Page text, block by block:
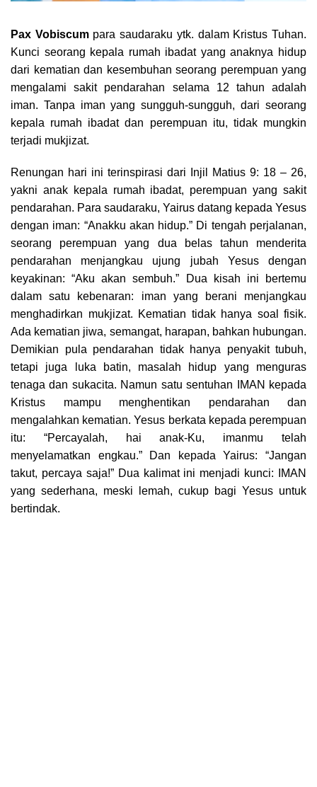
Pax Vobiscumpara saudaraku ytk. dalam Kristus Tuhan.
Kunci seorang kepala rumah ibadat yang anaknya hidup
dari kematian dan kesembuhan seorang perempuan yang
mengalami sakit pendarahan selama 12 tahun adalah
iman. Tanpa iman yang sungguh-sungguh, dari seorang
kepala rumah ibadat dan perempuan itu, tidak mungkin
terjadi mukjizat.
Renungan hari ini terinspirasi dari Injil Matius 9: 18 – 26,
yakni anak kepala rumah ibadat, perempuan yang sakit
pendarahan. Para saudaraku, Yairus datang kepada Yesus
dengan iman: “Anakku akan hidup.” Di tengah perjalanan,
seorang perempuan yang dua belas tahun menderita
pendarahan menjangkau ujung jubah Yesus dengan
keyakinan: “Aku akan sembuh.” Dua kisah ini bertemu
dalam satu kebenaran: iman yang berani menjangkau
menghadirkan mukjizat. Kematian tidak hanya soal fisik.
Ada kematian jiwa, semangat, harapan, bahkan hubungan.
Demikian pula pendarahan tidak hanya penyakit tubuh,
tetapi juga luka batin, masalah hidup yang menguras
tenaga dan sukacita. Namun satu sentuhan IMAN kepada
Kristus mampu menghentikan pendarahan dan
mengalahkan kematian. Yesus berkata kepada perempuan
itu: “Percayalah, hai anak-Ku, imanmu telah
menyelamatkan engkau.” Dan kepada Yairus: “Jangan
takut, percaya saja!” Dua kalimat ini menjadi kunci: IMAN
yang sederhana, meski lemah, cukup bagi Yesus untuk
bertindak.